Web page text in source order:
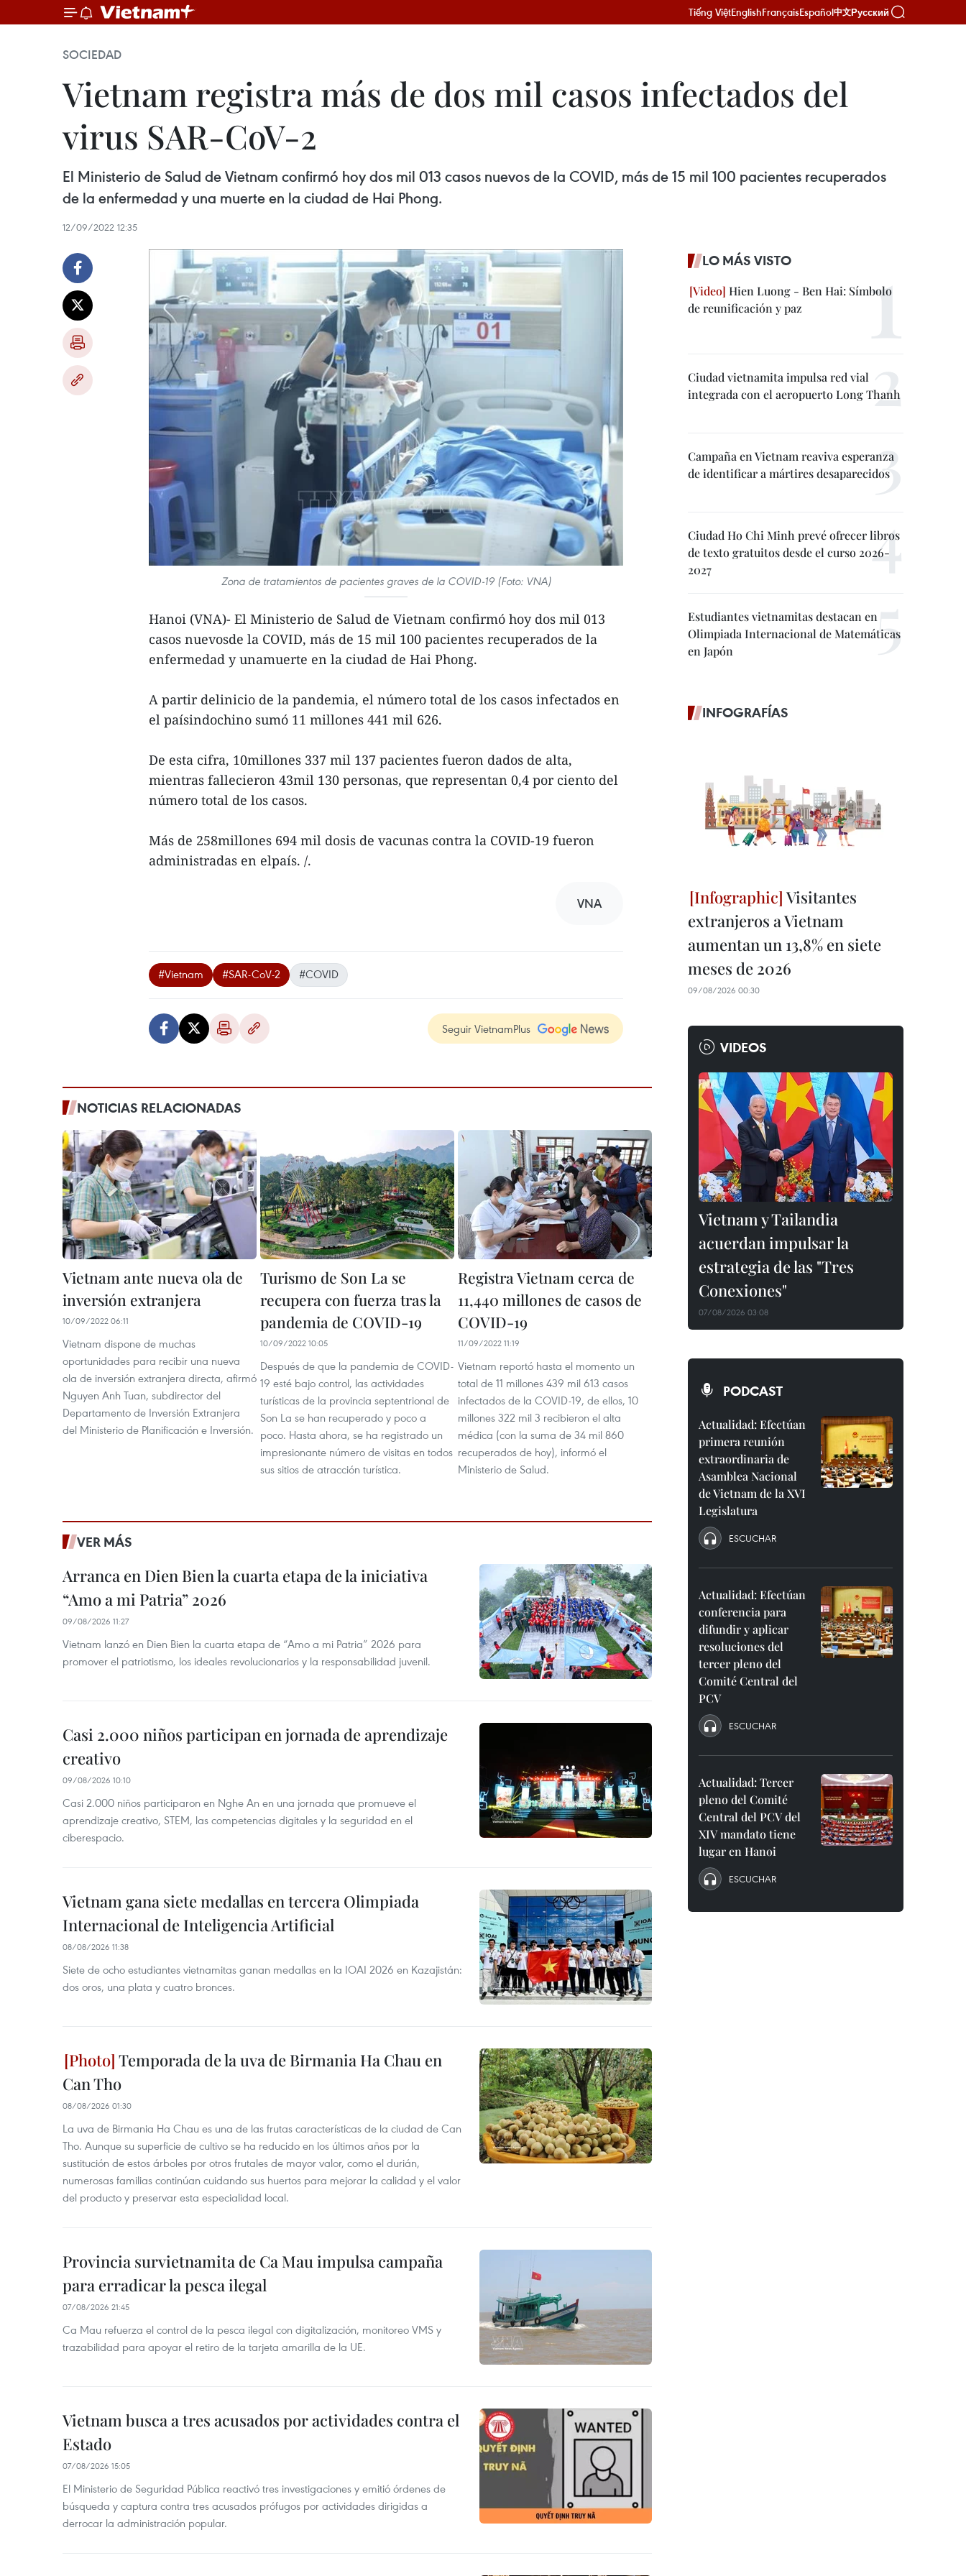
Tiếng ViệtEnglishFrançaisEspañol中文Русский
SOCIEDAD
Vietnam registra más de dos mil casos infectados del
virus SAR-CoV-2
El Ministerio de Salud de Vietnam confirmó hoy dos mil 013 casos nuevos de la COVID, más de 15 mil 100 pacientes recuperados
de la enfermedad y una muerte en la ciudad de Hai Phong.
12/09/2022 12:35
Zona de tratamientos de pacientes graves de la COVID-19 (Foto: VNA)
Hanoi (VNA)- El Ministerio de Salud de Vietnam confirmó hoy dos mil 013
casos nuevosde la COVID, más de 15 mil 100 pacientes recuperados de la
enfermedad y unamuerte en la ciudad de Hai Phong.
A partir delinicio de la pandemia, el número total de los casos infectados en
el paísindochino sumó 11 millones 441 mil 626.
De esta cifra, 10millones 337 mil 137 pacientes fueron dados de alta,
mientras fallecieron 43mil 130 personas, que representan 0,4 por ciento del
número total de los casos.
Más de 258millones 694 mil dosis de vacunas contra la COVID-19 fueron
administradas en elpaís. /.
VNA
#Vietnam #SAR-CoV-2 #COVID
Seguir VietnamPlus
NOTICIAS RELACIONADAS
Vietnam ante nueva ola de
inversión extranjera
10/09/2022 06:11
Vietnam dispone de muchas
oportunidades para recibir una nueva
ola de inversión extranjera directa, afirmó
Nguyen Anh Tuan, subdirector del
Departamento de Inversión Extranjera
del Ministerio de Planificación e Inversión.
Turismo de Son La se
recupera con fuerza tras la
pandemia de COVID-19
10/09/2022 10:05
Después de que la pandemia de COVID-
19 esté bajo control, las actividades
turísticas de la provincia septentrional de
Son La se han recuperado y poco a
poco. Hasta ahora, se ha registrado un
impresionante número de visitas en todos
sus sitios de atracción turística.
Registra Vietnam cerca de
11,440 millones de casos de
COVID-19
11/09/2022 11:19
Vietnam reportó hasta el momento un
total de 11 millones 439 mil 613 casos
infectados de la COVID-19, de ellos, 10
millones 322 mil 3 recibieron el alta
médica (con la suma de 34 mil 860
recuperados de hoy), informó el
Ministerio de Salud.
VER MÁS
Arranca en Dien Bien la cuarta etapa de la iniciativa
“Amo a mi Patria” 2026
09/08/2026 11:27
Vietnam lanzó en Dien Bien la cuarta etapa de “Amo a mi Patria” 2026 para
promover el patriotismo, los ideales revolucionarios y la responsabilidad juvenil.
Casi 2.000 niños participan en jornada de aprendizaje
creativo
09/08/2026 10:10
Casi 2.000 niños participaron en Nghe An en una jornada que promueve el
aprendizaje creativo, STEM, las competencias digitales y la seguridad en el
ciberespacio.
Vietnam gana siete medallas en tercera Olimpiada
Internacional de Inteligencia Artificial
08/08/2026 11:38
Siete de ocho estudiantes vietnamitas ganan medallas en la IOAI 2026 en Kazajistán:
dos oros, una plata y cuatro bronces.
Temporada de la uva de Birmania Ha Chau en
Can Tho
08/08/2026 01:30
La uva de Birmania Ha Chau es una de las frutas características de la ciudad de Can
Tho. Aunque su superficie de cultivo se ha reducido en los últimos años por la
sustitución de estos árboles por otros frutales de mayor valor, como el durián,
numerosas familias continúan cuidando sus huertos para mejorar la calidad y el valor
del producto y preservar esta especialidad local.
Provincia survietnamita de Ca Mau impulsa campaña
para erradicar la pesca ilegal
07/08/2026 21:45
Ca Mau refuerza el control de la pesca ilegal con digitalización, monitoreo VMS y
trazabilidad para apoyar el retiro de la tarjeta amarilla de la UE.
Vietnam busca a tres acusados por actividades contra el
Estado
07/08/2026 15:05
El Ministerio de Seguridad Pública reactivó tres investigaciones y emitió órdenes de
búsqueda y captura contra tres acusados prófugos por actividades dirigidas a
derrocar la administración popular.
LO MÁS VISTO
Hien Luong - Ben Hai: Símbolo
de reunificación y paz
Ciudad vietnamita impulsa red vial
integrada con el aeropuerto Long Thanh
Campaña en Vietnam reaviva esperanza
de identificar a mártires desaparecidos
Ciudad Ho Chi Minh prevé ofrecer libros
de texto gratuitos desde el curso 2026-
2027
Estudiantes vietnamitas destacan en
Olimpiada Internacional de Matemáticas
en Japón
INFOGRAFÍAS
Visitantes
extranjeros a Vietnam
aumentan un 13,8% en siete
meses de 2026
09/08/2026 00:30
VIDEOS
Vietnam y Tailandia
acuerdan impulsar la
estrategia de las "Tres
Conexiones"
07/08/2026 03:08
PODCAST
Actualidad: Efectúan
primera reunión
extraordinaria de
Asamblea Nacional
de Vietnam de la XVI
Legislatura
ESCUCHAR
Actualidad: Efectúan
conferencia para
difundir y aplicar
resoluciones del
tercer pleno del
Comité Central del
PCV
ESCUCHAR
Actualidad: Tercer
pleno del Comité
Central del PCV del
XIV mandato tiene
lugar en Hanoi
ESCUCHAR